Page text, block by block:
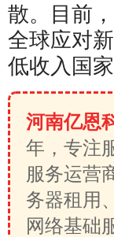
散。目前
全球应对
低收入国家
河南亿恩
年，专注
服务运营
务器租用
网络基础